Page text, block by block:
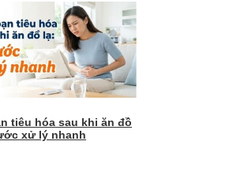
tiêu hóa sau khi ăn đồ
xử lý nhanh